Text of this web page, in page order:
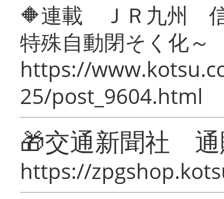
🔶連載 ＪＲ九州 信
特殊自動閉そく化～
https://
25/post_9604.html
🎁交通新聞社
https://